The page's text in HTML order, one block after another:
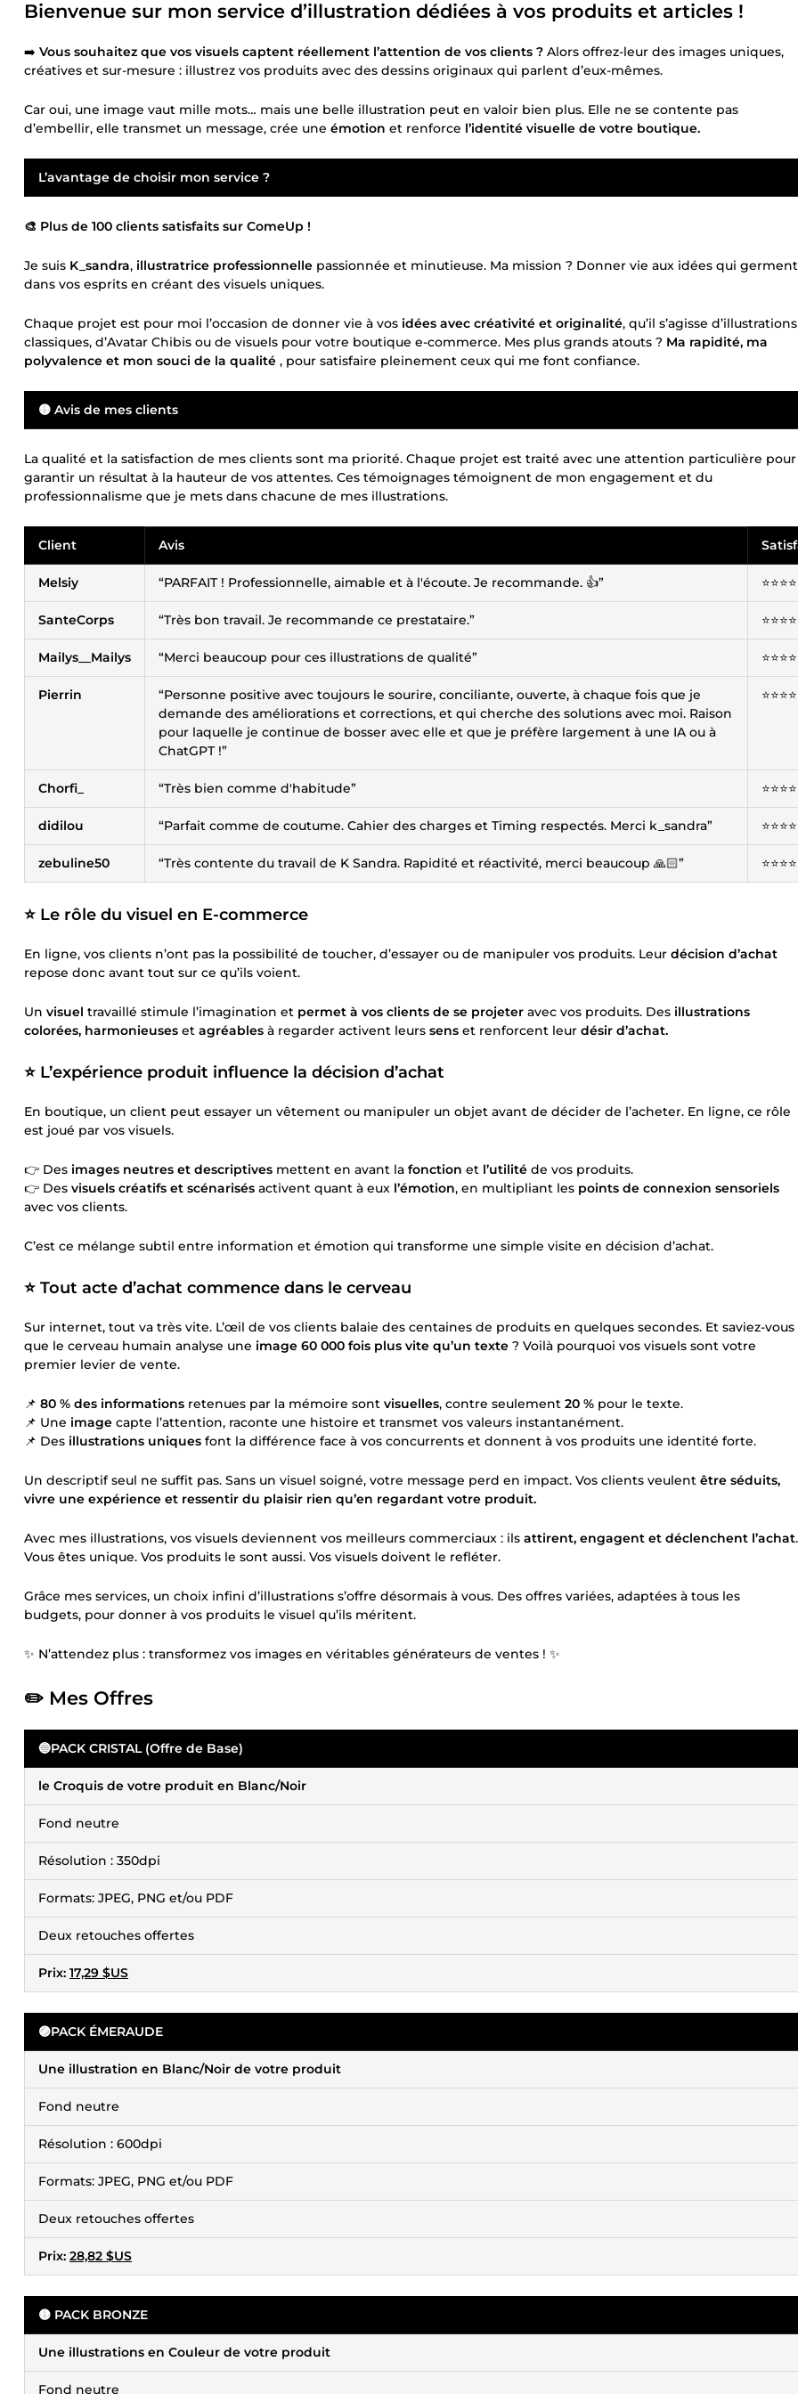
Bienvenue sur mon service d’illustration dédiées à vos produits et articles !
➡️ Vous souhaitez que vos visuels captent réellement l’attention de vos clients ? Alors offrez-leur des images uniques,
créatives et sur-mesure : illustrez vos produits avec des dessins originaux qui parlent d’eux-mêmes.
Car oui, une image vaut mille mots… mais une belle illustration peut en valoir bien plus. Elle ne se contente pas
d’embellir, elle transmet un message, crée une émotion et renforce l’identité visuelle de votre boutique.
L’avantage de choisir mon service ?
🎨 Plus de 100 clients satisfaits sur ComeUp !
Je suis K_sandra, illustratrice professionnelle passionnée et minutieuse. Ma mission ? Donner vie aux idées qui germent
dans vos esprits en créant des visuels uniques.
Chaque projet est pour moi l’occasion de donner vie à vos idées avec créativité et originalité, qu’il s’agisse d’illustrations
classiques, d’Avatar Chibis ou de visuels pour votre boutique e-commerce. Mes plus grands atouts ? Ma rapidité, ma
polyvalence et mon souci de la qualité , pour satisfaire pleinement ceux qui me font confiance.
🟡 Avis de mes clients
La qualité et la satisfaction de mes clients sont ma priorité. Chaque projet est traité avec une attention particulière pour
garantir un résultat à la hauteur de vos attentes. Ces témoignages témoignent de mon engagement et du
professionnalisme que je mets dans chacune de mes illustrations.
Client Avis
Melsiy “PARFAIT ! Professionnelle, aimable et à l'écoute. Je recommande. 👍”
SanteCorps “Très bon travail. Je recommande ce prestataire.”
Mailys__Mailys “Merci beaucoup pour ces illustrations de qualité”
Pierrin
“Personne positive avec toujours le sourire, conciliante, ouverte, à chaque fois que je
demande des améliorations et corrections, et qui cherche des solutions avec moi. Raison
pour laquelle je continue de bosser avec elle et que je préfère largement à une IA ou à
ChatGPT !”
Chorfi_ “Très bien comme d'habitude”
didilou “Parfait comme de coutume. Cahier des charges et Timing respectés. Merci k_sandra”
zebuline50 “Très contente du travail de K Sandra. Rapidité et réactivité, merci beaucoup 🙏🏻”
⭐️ Le rôle du visuel en E-commerce
En ligne, vos clients n’ont pas la possibilité de toucher, d’essayer ou de manipuler vos produits. Leur décision d’achat
repose donc avant tout sur ce qu’ils voient.
Un visuel travaillé stimule l’imagination et permet à vos clients de se projeter avec vos produits. Des illustrations
colorées, harmonieuses et agréables à regarder activent leurs sens et renforcent leur désir d’achat.
⭐️ L’expérience produit influence la décision d’achat
En boutique, un client peut essayer un vêtement ou manipuler un objet avant de décider de l’acheter. En ligne, ce rôle
est joué par vos visuels.
👉 Des images neutres et descriptives mettent en avant la fonction et l’utilité de vos produits.
👉 Des visuels créatifs et scénarisés activent quant à eux l’émotion, en multipliant les points de connexion sensoriels
avec vos clients.
C’est ce mélange subtil entre information et émotion qui transforme une simple visite en décision d’achat.
⭐️ Tout acte d’achat commence dans le cerveau
Sur internet, tout va très vite. L’œil de vos clients balaie des centaines de produits en quelques secondes. Et saviez-vous
que le cerveau humain analyse une image 60 000 fois plus vite qu’un texte ? Voilà pourquoi vos visuels sont votre
premier levier de vente.
📌 80 % des informations retenues par la mémoire sont visuelles, contre seulement 20 % pour le texte.
📌 Une image capte l’attention, raconte une histoire et transmet vos valeurs instantanément.
📌 Des illustrations uniques font la différence face à vos concurrents et donnent à vos produits une identité forte.
Un descriptif seul ne suffit pas. Sans un visuel soigné, votre message perd en impact. Vos clients veulent être séduits,
vivre une expérience et ressentir du plaisir rien qu’en regardant votre produit.
Avec mes illustrations, vos visuels deviennent vos meilleurs commerciaux : ils attirent, engagent et déclenchent l’achat.
Vous êtes unique. Vos produits le sont aussi. Vos visuels doivent le refléter.
Grâce mes services, un choix infini d’illustrations s’offre désormais à vous. Des offres variées, adaptées à tous les
budgets, pour donner à vos produits le visuel qu’ils méritent.
✨ N’attendez plus : transformez vos images en véritables générateurs de ventes ! ✨
✏️ Mes Offres
🔵PACK CRISTAL (Offre de Base)
le Croquis de votre produit en Blanc/Noir
Fond neutre
Résolution : 350dpi
Formats: JPEG, PNG et/ou PDF
Deux retouches offertes
Prix: 17,29 $US
🟣PACK ÉMERAUDE
Une illustration en Blanc/Noir de votre produit
Fond neutre
Résolution : 600dpi
Formats: JPEG, PNG et/ou PDF
Deux retouches offertes
Prix: 28,82 $US
🟡 PACK BRONZE
Une illustrations en Couleur de votre produit
Fond neutre